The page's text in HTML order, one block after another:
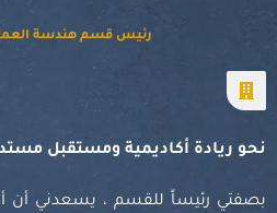
رئيس قسم هندسة
نحو ريادة أكاديمية ومستقبل
بصفتي رئيساً للقسم ، يسعدني أن